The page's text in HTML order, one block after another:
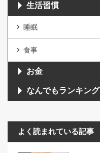
生活習慣
睡眠
食事
お金
なんでもランキング
よく読まれている記事